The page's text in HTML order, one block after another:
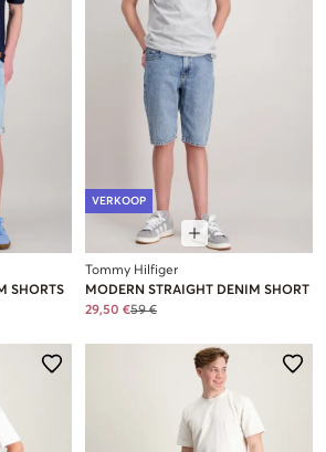
SHORTS
VERKOOP
Tommy Hilfiger
MODERN STRAIGHT DENIM SHORT
29,50 €59 €